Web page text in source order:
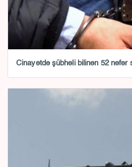
Cinayətdə şübhəli bilinən 52 nəfər